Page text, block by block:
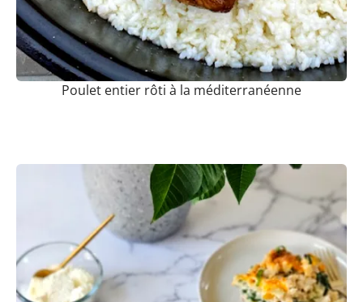
Poulet entier rôti à la méditerranéenne